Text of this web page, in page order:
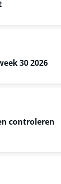
30 2026
controleren